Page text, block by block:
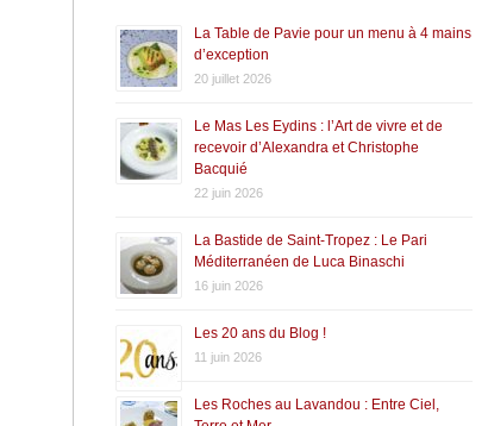
La Table de Pavie pour un menu à 4 mains
d’exception
20 juillet 2026
Le Mas Les Eydins : l’Art de vivre et de
recevoir d’Alexandra et Christophe
Bacquié
22 juin 2026
La Bastide de Saint-Tropez : Le Pari
Méditerranéen de Luca Binaschi
16 juin 2026
Les 20 ans du Blog !
11 juin 2026
Les Roches au Lavandou : Entre Ciel,